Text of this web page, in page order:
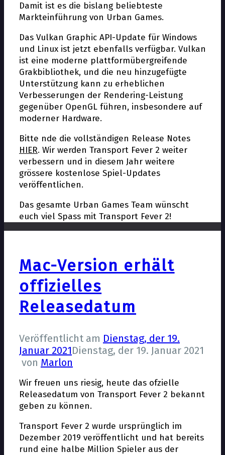
Damit ist es die bislang beliebteste
Markteinführung von Urban Games.
Das Vulkan Graphic API-Update für Windows
und Linux ist jetzt ebenfalls verfügbar. Vulkan
ist eine moderne plattformübergreifende
Grafikbibliothek, und die neu hinzugefügte
Unterstützung kann zu erheblichen
Verbesserungen der Rendering-Leistung
gegenüber OpenGL führen, insbesondere auf
moderner Hardware.
Bitte finde die vollständigen Release Notes
HIER. Wir werden Transport Fever 2 weiter
verbessern und in diesem Jahr weitere
grössere kostenlose Spiel-Updates
veröffentlichen.
Das gesamte Urban Games Team wünscht
euch viel Spass mit Transport Fever 2!
Mac-Version erhält
offizielles
Releasedatum
Veröffentlicht am Dienstag, der 19.
Januar 2021Dienstag, der 19. Januar 2021
von Marlon
Wir freuen uns riesig, heute das offizielle
Releasedatum von Transport Fever 2 bekannt
geben zu können.
Transport Fever 2 wurde ursprünglich im
Dezember 2019 veröffentlicht und hat bereits
rund eine halbe Million Spieler aus der